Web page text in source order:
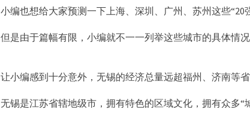
小编也想给大家预测一下上海、深圳、广州、苏州这些“20
但是由于篇幅有限，小编就不一一列举这些城市的具体情
让小编感到十分意外，无锡的经济总量远超福州、济南等省
无锡是江苏省辖地级市，拥有特色的区域文化，拥有众多“